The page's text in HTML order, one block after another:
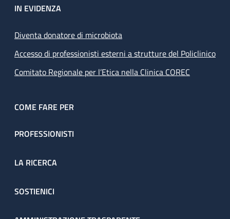
IN EVIDENZA
Diventa donatore di microbiota
Accesso di professionisti esterni a strutture del Policlinico
Comitato Regionale per l’Etica nella Clinica COREC
COME FARE PER
PROFESSIONISTI
LA RICERCA
SOSTIENICI